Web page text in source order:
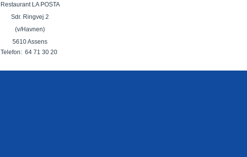
Restaurant LA POSTA
Sdr. Ringvej 2
(v/Havnen)
5610 Assens
Telefon: 64 71 30 20